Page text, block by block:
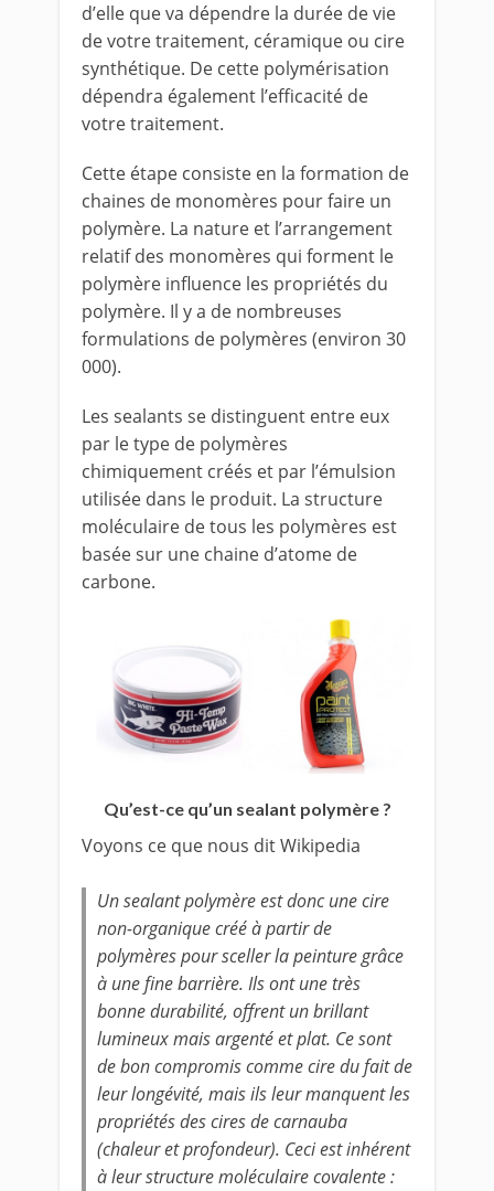
d’elle que va dépendre la durée de vie
de votre traitement, céramique ou cire
synthétique. De cette polymérisation
dépendra également l’efficacité de
votre traitement.
Cette étape consiste en la formation de
chaines de monomères pour faire un
polymère. La nature et l’arrangement
relatif des monomères qui forment le
polymère influence les propriétés du
polymère. Il y a de nombreuses
formulations de polymères (environ 30
000).
Les sealants se distinguent entre eux
par le type de polymères
chimiquement créés et par l’émulsion
utilisée dans le produit. La structure
moléculaire de tous les polymères est
basée sur une chaine d’atome de
carbone.
Qu’est-ce qu’un sealant polymère ?
Voyons ce que nous dit Wikipedia
Un sealant polymère est donc une cire
non-organique créé à partir de
polymères pour sceller la peinture grâce
à une fine barrière. Ils ont une très
bonne durabilité, offrent un brillant
lumineux mais argenté et plat. Ce sont
de bon compromis comme cire du fait de
leur longévité, mais ils leur manquent les
propriétés des cires de carnauba
(chaleur et profondeur). Ceci est inhérent
à leur structure moléculaire covalente :